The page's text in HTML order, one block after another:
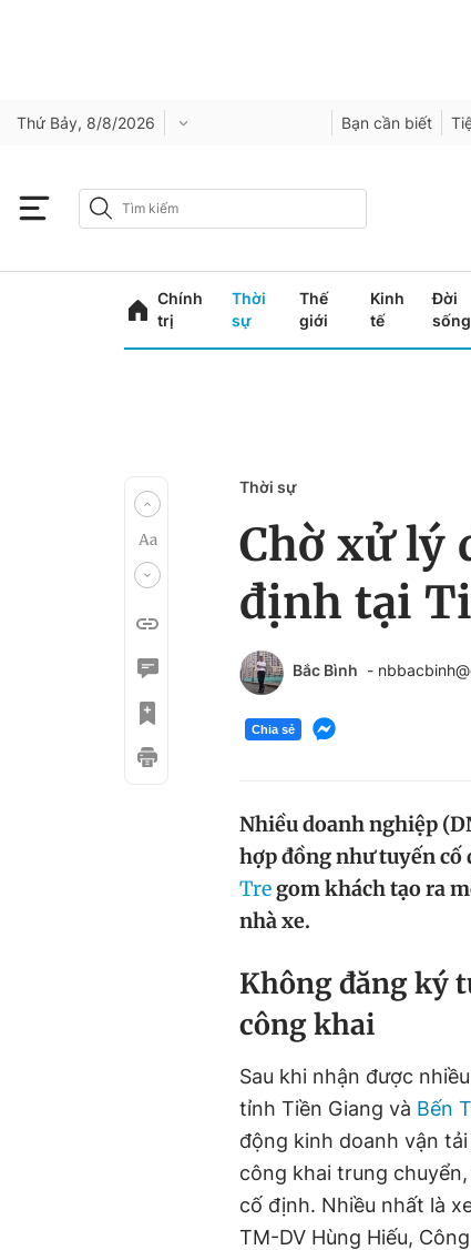
Thứ Bảy, 8/8/2026 Bạn cần biết
Chính
trị
Thời
sự
Thế
giới
Kinh
tế
Đời
sống
Thời sự
Chờ xử lý
định tại
Bắc Bình -
Chia sẻ
Nhiều doanh nghiệp
hợp đồng như tuyến
Tregom khách tạo ra
nhà xe.
Không đăng ký
công khai
Sau khi nhận được
tỉnh Tiền Giang và Bến
động kinh doanh vận
công khai trung
cố định. Nhiều nhất là
TM-DV Hùng Hiếu,